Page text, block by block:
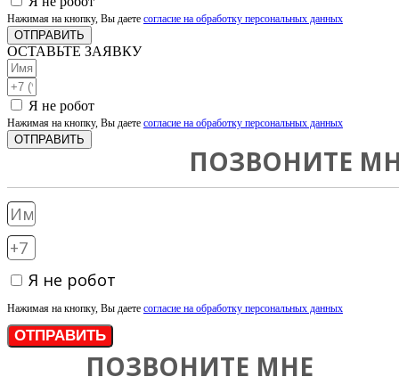
Нажимая на кнопку, Вы даете согласие на обработку персональных данных
ОТПРАВИТЬ
ОСТАВЬТЕ ЗАЯВКУ
Я не робот
Нажимая на кнопку, Вы даете согласие на обработку персональных данных
ОТПРАВИТЬ
ПОЗВОНИТЕ
Я не робот
Нажимая на кнопку, Вы даете согласие на обработку персональных данных
ОТПРАВИТЬ
ПОЗВОНИТЕ МНЕ